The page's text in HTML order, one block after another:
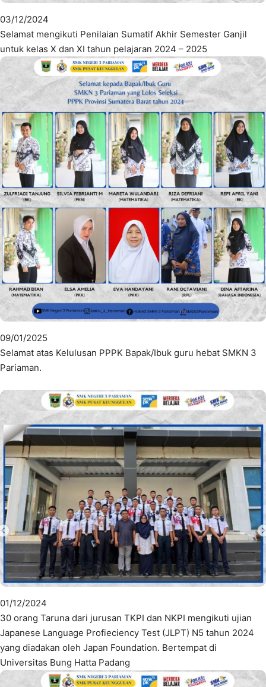
03/12/2024
Selamat mengikuti Penilaian Sumatif Akhir Semester Ganjil
untuk kelas X dan XI tahun pelajaran 2024 – 2025
09/01/2025
Selamat atas Kelulusan PPPK Bapak/Ibuk guru hebat SMKN 3
Pariaman.
01/12/2024
30 orang Taruna dari jurusan TKPI dan NKPI mengikuti ujian
Japanese Language Profieciency Test (JLPT) N5 tahun 2024
yang diadakan oleh Japan Foundation. Bertempat di
Universitas Bung Hatta Padang